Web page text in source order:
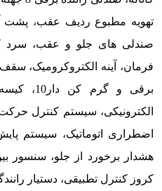
صندلی های جلو و عقب، سرد
فرمان، آینه الکتروکرومیک، سقف
برقی و
الکترونیکی، سیستم کنترل
هشدار برخورد از جلو، سنسور
کروز کنترل تطبیقی، دستیار